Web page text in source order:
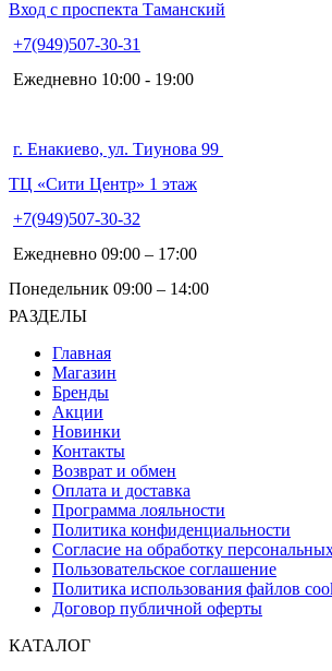
Вход с проспекта Таманский
+7(949)507-30-31
Ежедневно 10:00 - 19:00
г. Енакиево, ул. Тиунова 99
ТЦ «Сити Центр» 1 этаж
+7(949)507-30-32
Ежедневно 09:00 – 17:00
Понедельник 09:00 – 14:00
РАЗДЕЛЫ
Главная
Магазин
Бренды
Акции
Новинки
Контакты
Возврат и обмен
Оплата и доставка
Программа лояльности
Политика конфиденциальности
Согласие на обработку
Пользовательское соглашение
Политика использования файлов
Договор публичной оферты
КАТАЛОГ